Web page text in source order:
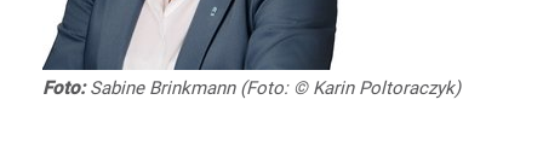
Foto:Sabine Brinkmann (Foto: © Karin Poltoraczyk)